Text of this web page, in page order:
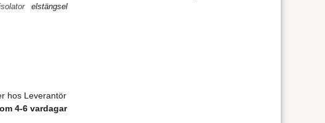
elstängsel
hos Leverantör
4-6 vardagar